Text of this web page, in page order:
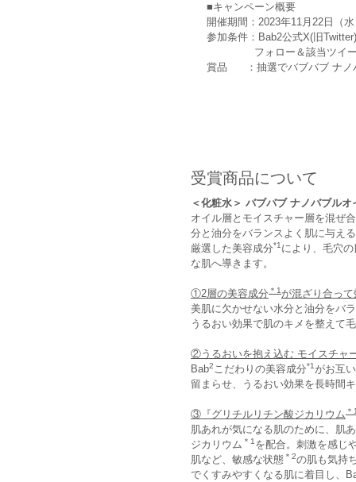
■キャンペーン概要
開催期間：2023年11月22日（
参加条件：Bab2公式X(旧
フォロー＆該当ツイー
賞品 ：抽選でバブバブ ナノ
受賞商品について
＜化粧水＞ バブバブ ナノバブルオ
オイル層とモイスチャー層を混ぜ
分と油分をバランスよく肌に与え
厳選した美容成分*1により、毛穴
な肌へ導きます。
①2層の美容成分 ＊1が混ざり合っ
美肌に欠かせない水分と油分をバ
うるおい効果で肌のキメを整えて
②うるおいを抱え込む モイスチャ
Bab2こだわりの美容成分*1がお互
留まらせ、うるおい効果を長時間
③『グリチルリチン酸ジカリウム ＊
肌あれが気になる肌のために、肌
ジカリウム ＊1を配合。刺激を感じ
肌など、敏感な状態 ＊2の肌も気持
でくすみやすくなる肌に着目し、